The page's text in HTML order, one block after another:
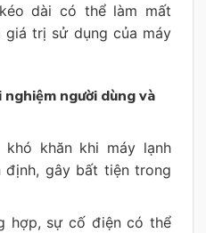
dài có thể làm mất
giá trị sử dụng của máy
người dùng và
khăn khi máy lạnh
định, gây bất tiện trong
hợp, sự cố điện có thể